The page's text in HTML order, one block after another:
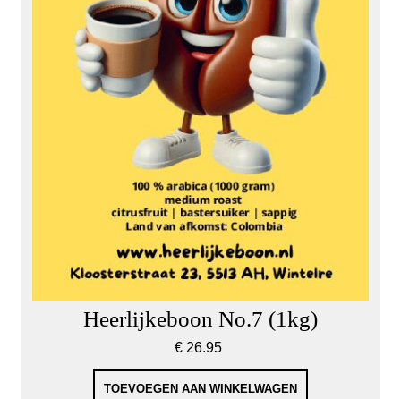
Heerlijkeboon No.7 (1kg)
€ 26.95
TOEVOEGEN AAN WINKELWAGEN